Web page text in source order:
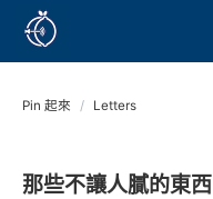
Pin 起來 / Letters
那些不讓人膩的東西